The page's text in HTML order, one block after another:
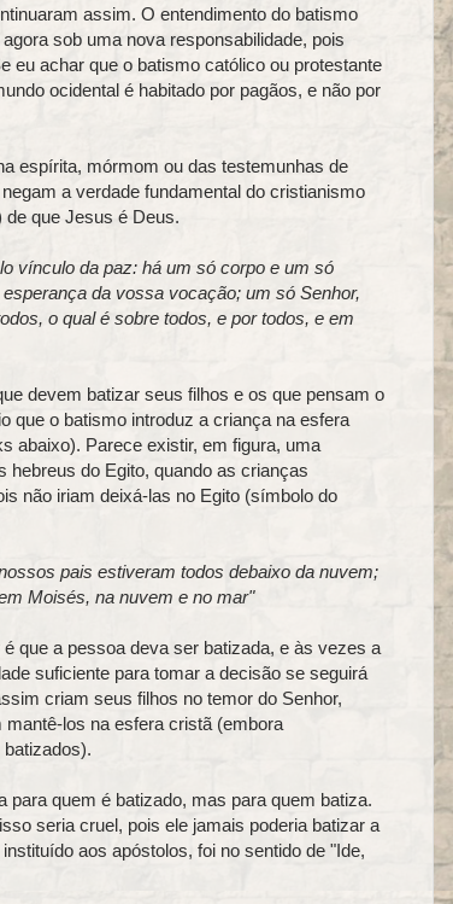
assim. O entendimento do batismo
sob uma nova responsabilidade, pois
eu achar que o batismo católico ou protestante
ocidental é habitado por pagãos, e não por
espírita, mórmom ou das testemunhas de
a verdade fundamental do cristianismo
de que Jesus é Deus.
vínculo da paz: há um só corpo e um só
da vossa vocação; um só Senhor,
o qual é sobre todos, e por todos, e em
devem batizar seus filhos e os que pensam o
que o batismo introduz a criança na esfera
abaixo). Parece existir, em figura, uma
do Egito, quando as crianças
não iriam deixá-las no Egito (símbolo do
pais estiveram todos debaixo da nuvem;
Moisés, na nuvem e no mar"
que a pessoa deva ser batizada, e às vezes a
suficiente para tomar a decisão se seguirá
criam seus filhos no temor do Senhor,
los na esfera cristã (embora
para quem é batizado, mas para quem batiza.
seria cruel, pois ele jamais poderia batizar a
aos apóstolos, foi no sentido de "Ide,